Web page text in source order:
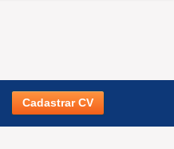
Cadastrar CV